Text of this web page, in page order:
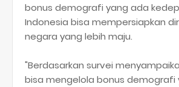
bonus demografi yang ada
Indonesia bisa mempersiapkan
negara yang lebih maju.
"Berdasarkan survei
bisa mengelola bonus demografi